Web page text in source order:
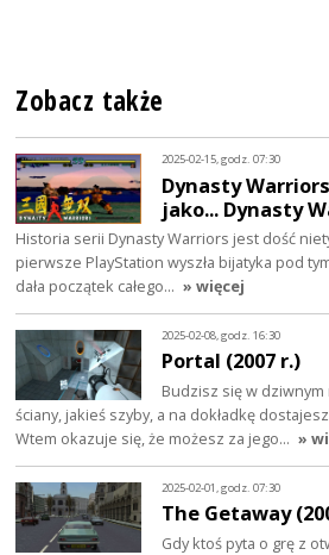
Zobacz także
2025-02-15, godz. 07:30
Dynasty
jako... Dynasty
Historia serii Dynasty Warriors jest dość
pierwsze PlayStation wyszła bijatyka pod
dała początek całego… » więcej
2025-02-08, godz. 16:30
Portal (2007 r.)
Budzisz się w dziwnym
ściany, jakieś szyby, a na dokładkę
Wtem okazuje się, że możesz za jego… »
2025-02-01, godz. 07:30
The Getaway
Gdy ktoś pyta o grę z